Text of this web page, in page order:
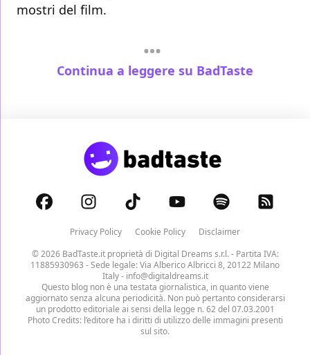
mostri del film.
Continua a leggere su BadTaste
Privacy Policy Cookie Policy
Disclaimer
© 2026 BadTaste.it proprietà di Digital Dreams s.r.l.- Partita IVA:
11885930963 - Sede legale: Via Alberico Albricci 8, 20122 Milano
Italy - info@digitaldreams.it
Questo blog non è una testata giornalistica, in quanto viene
aggiornato senza alcuna periodicità. Non può pertanto considerarsi
un prodotto editoriale ai sensi della legge n. 62 del 07.03.2001
Photo Credits: l’editore ha i diritti di utilizzo delle immagini presenti
sul sito.